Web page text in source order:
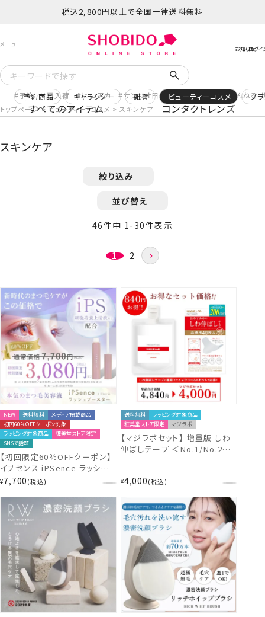
税込2,800円以上で全国一律送料無料
予約 再入荷 ヒロアカ サンリオ日焼け コスメヲタちゃんねる
すべてのアイテム コンタクトレンズ
予約商品 キャラクター 雑貨 ビューティーコスメ ブ
トップページ ビューティー・コスメ スキンケア
スキンケア
絞り込み
並び替え
46件中 1- 30件表示
1 2
NEW 送料無料
メディア掲載商品
初回60％OFFクーポン対象
ラッピング対象商品
粧美堂ストア限定
SNSで話題
【初回限定60％OFFクーポン】
イプセンス iPSence ラッシュブ
ースター まつ毛美容液 IPS配
分無し 粧美堂 shobido
IL68683
¥7,700 税込
送料無料
ラッピング対象商品
粧美堂ストア限定
マジラボ
【マジラボセット】 増量版 しわ
伸ばしテープ ＜No.1/No.2＞
¥4,000 税込